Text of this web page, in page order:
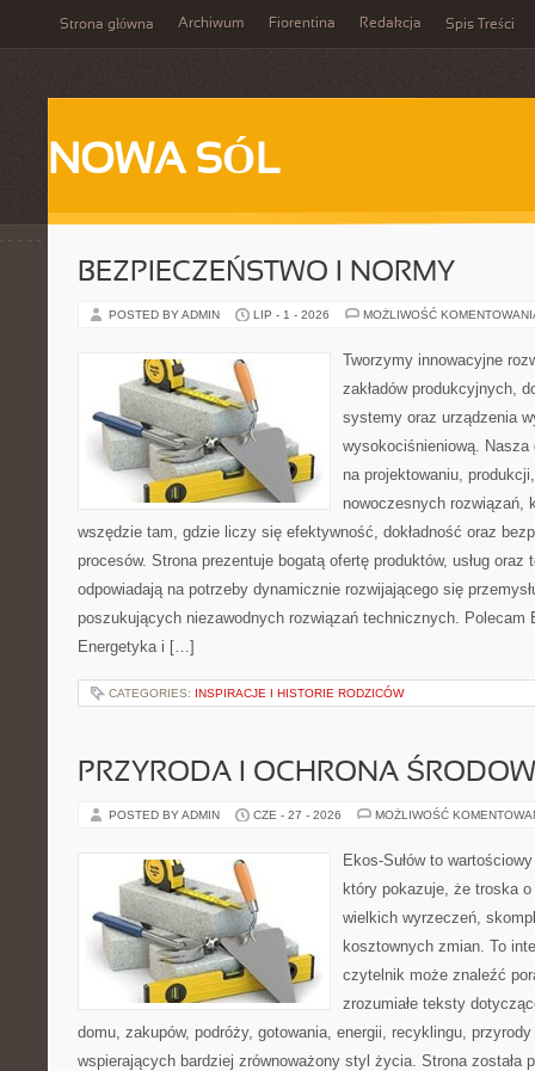
Strona główna Archiwum Fiorentina Redakcja Spis Treści
NOWA SÓL
BEZPIECZEŃSTWO I NORMY
POSTED BY ADMIN LIP - 1 - 2026 MOŻLIWOŚĆ
Tworzymy innowacyjne
zakładów produkcyjnych,
systemy oraz urządzenia
wysokociśnieniową. Nasza
na projektowaniu,
nowoczesnych rozwiązań,
wszędzie tam, gdzie liczy się efektywność, dokładność oraz
procesów. Strona prezentuje bogatą ofertę produktów, usług oraz
odpowiadają na potrzeby dynamicznie rozwijającego się
poszukujących niezawodnych rozwiązań technicznych. Polecam
Energetyka i […]
CATEGORIES: INSPIRACJE I HISTORIE RODZICÓW
PRZYRODA I OCHRONA
POSTED BY ADMIN CZE - 27 - 2026 MOŻLIWOŚĆ
Ekos-Sułów to
który pokazuje, że troska
wielkich wyrzeczeń,
kosztownych zmian. To
czytelnik może znaleźć
zrozumiałe teksty
domu, zakupów, podróży, gotowania, energii, recyklingu,
wspierających bardziej zrównoważony styl życia. Strona została